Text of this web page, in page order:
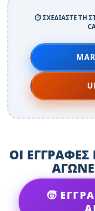
⏱️ ΣΧΕΔΙΑΣΤΕ ΤΗ
ΟΙ
🧒